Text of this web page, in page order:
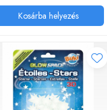
Kosárba helyezés